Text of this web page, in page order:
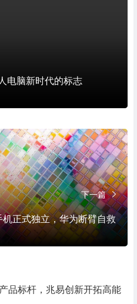
电脑新时代的标志
下一篇
正式独立，华为断臂自救
品标杆，兆易创新开拓高能